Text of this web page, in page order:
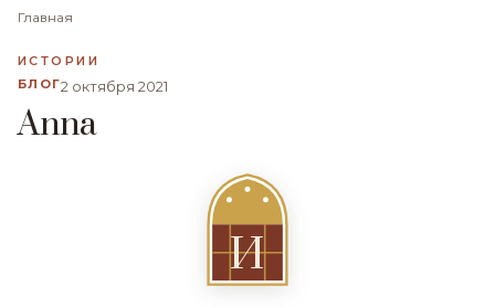
Главная
ИСТОРИИ
БЛОГ2 октября 2021
Anna
И